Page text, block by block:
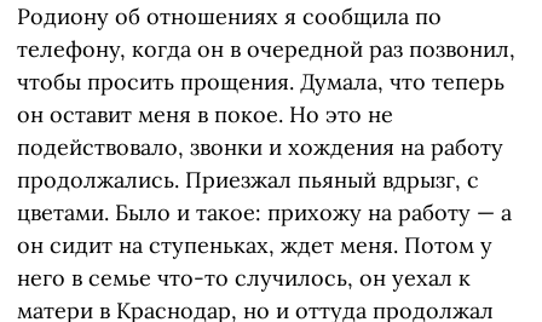
Родиону об отношениях я сообщила по
телефону, когда он в очередной раз позвонил,
чтобы просить прощения. Думала, что теперь
он оставит меня в покое. Но это не
подействовало, звонки и хождения на работу
продолжались. Приезжал пьяный вдрызг, с
цветами. Было и такое: прихожу на работу — а
он сидит на ступеньках, ждет меня. Потом у
него в семье что-то случилось, он уехал к
матери в Краснодар, но и оттуда продолжал